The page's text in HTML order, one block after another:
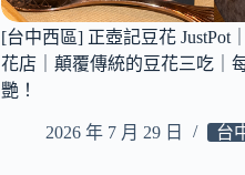
[台中西區] 正壺記豆花 JustPot
花店｜顛覆傳統的豆花三吃｜
艷！
2026 年 7 月 29 日 台